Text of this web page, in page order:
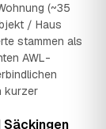
(~35
/ Haus
stammen als
AWL-
kurzer
Säckingen